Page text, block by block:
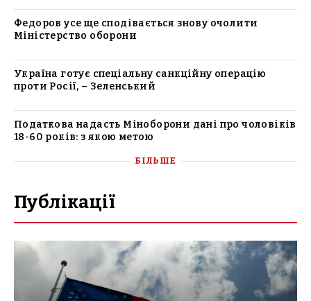
Федоров усе ще сподівається знову очолити
Міністерство оборони
Україна готує спеціальну санкційну операцію
проти Росії, – Зеленський
Податкова надасть Міноборони дані про чоловіків
18-60 років: з якою метою
БІЛЬШЕ
Публікації